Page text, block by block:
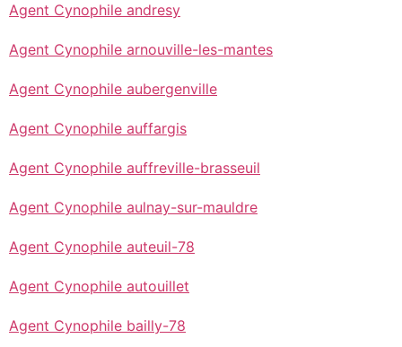
Agent Cynophile andresy
Agent Cynophile arnouville-les-mantes
Agent Cynophile aubergenville
Agent Cynophile auffargis
Agent Cynophile auffreville-brasseuil
Agent Cynophile aulnay-sur-mauldre
Agent Cynophile auteuil-78
Agent Cynophile autouillet
Agent Cynophile bailly-78